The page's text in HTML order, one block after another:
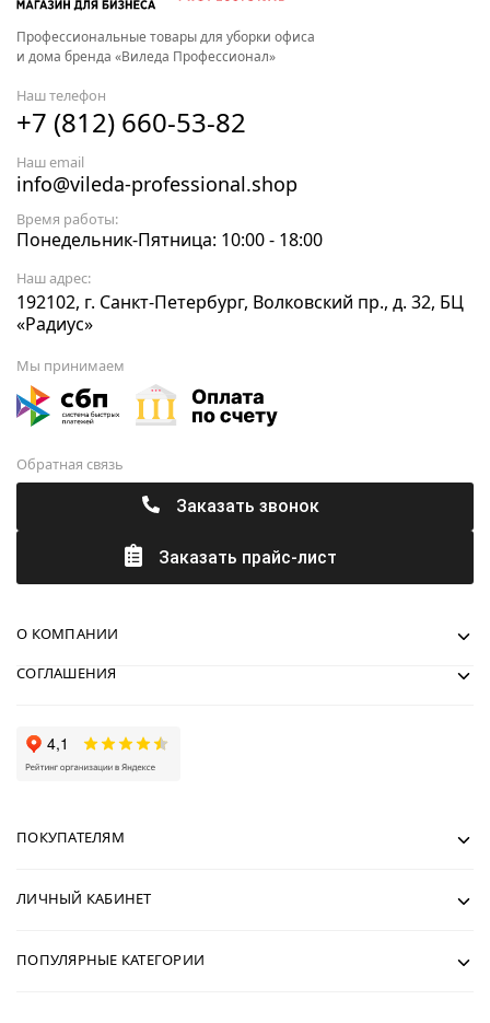
Профессиональные товары для уборки офиса
и дома бренда «Виледа Профессионал»
Наш телефон
+7 (812) 660-53-82
Наш email
info@vileda-professional.shop
Время работы:
Понедельник-Пятница: 10:00 - 18:00
Наш адрес:
192102, г. Санкт-Петербург, Волковский пр., д. 32, БЦ
«Радиус»
Мы принимаем
Обратная связь
Заказать звонок
Заказать прайс-лист
О КОМПАНИИ
СОГЛАШЕНИЯ
ПОКУПАТЕЛЯМ
ЛИЧНЫЙ КАБИНЕТ
ПОПУЛЯРНЫЕ КАТЕГОРИИ